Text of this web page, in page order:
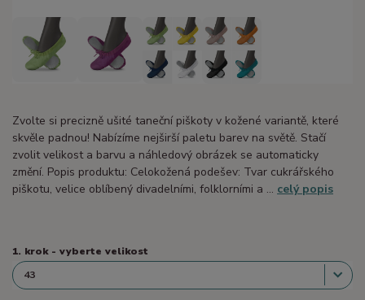
Zvolte si precizně ušité taneční piškoty v kožené variantě, které
skvěle padnou! Nabízíme nejširší paletu barev na světě. Stačí
zvolit velikost a barvu a náhledový obrázek se automaticky
změní. Popis produktu: Celokožená podešev: Tvar cukrářského
piškotu, velice oblíbený divadelními, folklorními a ... celý popis
1. krok - vyberte velikost